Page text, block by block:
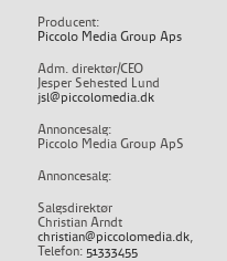
Producent:
Piccolo Media Group Aps
Adm. direktør/CEO
Jesper Sehested Lund
jsl@piccolomedia.dk
Annoncesalg:
Piccolo Media Group ApS
Annoncesalg:
Salgsdirektør
Christian Arndt
christian@piccolomedia.dk,
Telefon: 51333455